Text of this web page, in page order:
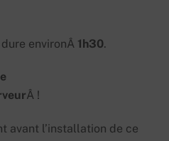
environÂ 1h30.
Â !
avant l’installation de ce